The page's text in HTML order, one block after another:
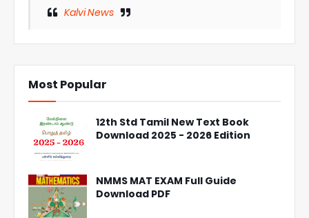
Kalvi News
Most Popular
12th Std Tamil New Text Book
Download 2025 - 2026 Edition
NMMS MAT EXAM Full Guide
Download PDF